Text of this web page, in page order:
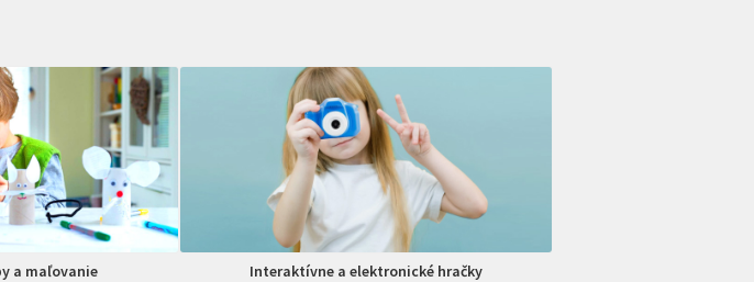
a maľovanie Interaktívne a elektronické hračky